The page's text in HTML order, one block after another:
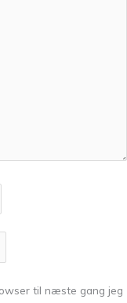
til næste gang jeg